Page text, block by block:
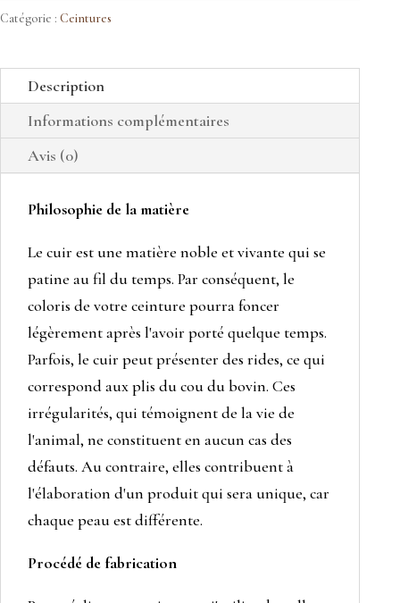
Ceinture
en
tannage
végétal
-
largeur
Catégorie : Ceintures
Description
Informations complémentaires
Avis (0)
Philosophie de la matière
Le cuir est une matière noble et vivante qui se
patine au fil du temps. Par conséquent, le
coloris de votre ceinture pourra foncer
légèrement après l'avoir porté quelque temps.
Parfois, le cuir peut présenter des rides, ce qui
correspond aux plis du cou du bovin. Ces
irrégularités, qui témoignent de la vie de
l'animal, ne constituent en aucun cas des
défauts. Au contraire, elles contribuent à
l'élaboration d'un produit qui sera unique, car
chaque peau est différente.
Procédé de fabrication